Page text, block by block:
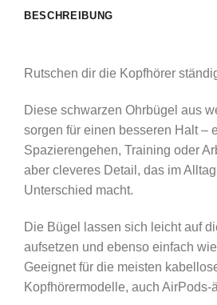
BESCHREIBUNG
Rutschen dir die Kopfhörer
Diese schwarzen Ohrbügel aus
sorgen für einen besseren Halt –
Spazierengehen, Training oder
aber cleveres Detail, das im
Unterschied macht.
Die Bügel lassen sich leicht auf
aufsetzen und ebenso einfach
Geeignet für die meisten
Kopfhörermodelle, auch AirPods-